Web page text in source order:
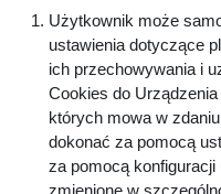
Użytkownik może
ustawienia dotyczące
ich przechowywania i
Cookies do
których mowa w
dokonać za pomocą
za pomocą konfiguracji
zmienione w